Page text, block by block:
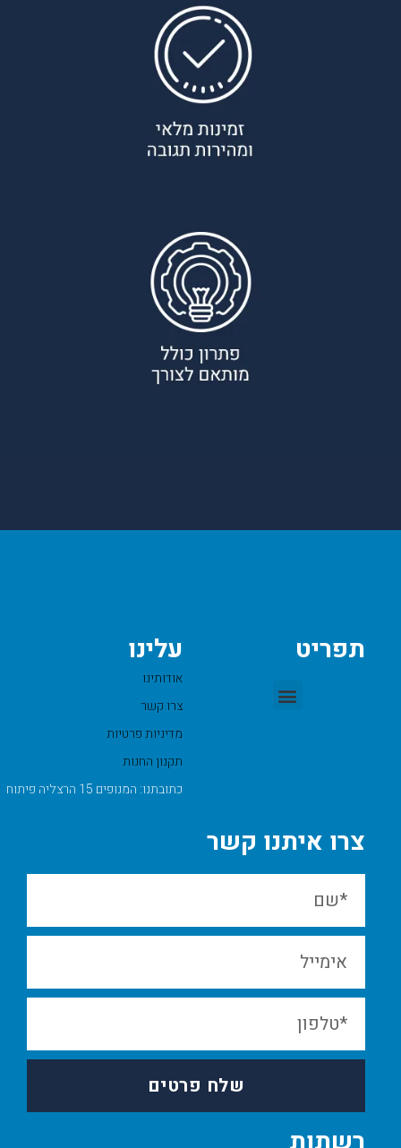
תפריט עלינו
אודותינו
צרו קשר
מדיניות פרטיות
תקנון החנות
כתובתנו: המנופים 15 הרצליה פיתוח
צרו איתנו קשר
שלח פרטים